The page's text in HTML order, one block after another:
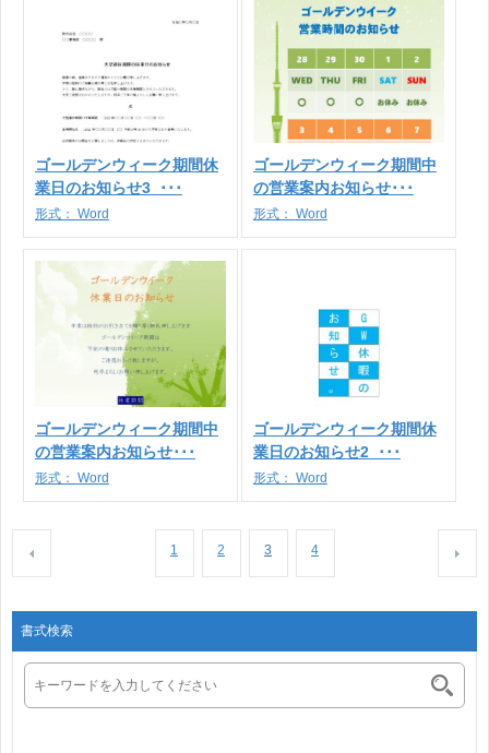
ゴールデンウィーク期間休
業日のお知らせ3_･･･
形式： Word
ゴールデンウィーク期間中
の営業案内お知らせ･･･
形式： Word
ゴールデンウィーク期間中
の営業案内お知らせ･･･
形式： Word
ゴールデンウィーク期間休
業日のお知らせ2_･･･
形式： Word
1 2 3 4
書式検索